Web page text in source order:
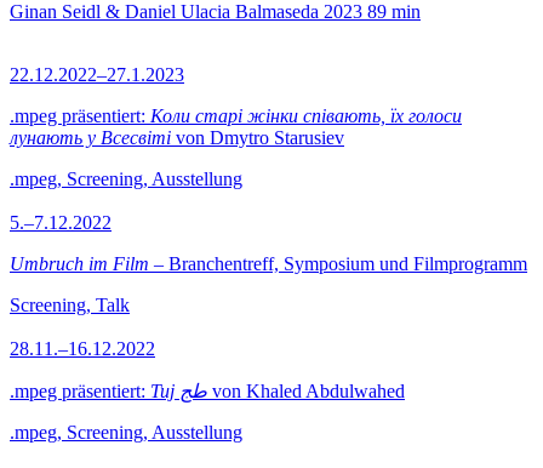
Ginan Seidl & Daniel Ulacia Balmaseda 2023 89 min
22.12.2022–27.1.2023
.mpeg präsentiert: Коли старі жінки співають, їх голоси
лунають у Всесвіті von Dmytro Starusiev
.mpeg, Screening, Ausstellung
5.–7.12.2022
Umbruch im Film – Branchentreff, Symposium und Filmprogramm
Screening, Talk
28.11.–16.12.2022
.mpeg präsentiert: Tuj طج von Khaled Abdulwahed
.mpeg, Screening, Ausstellung